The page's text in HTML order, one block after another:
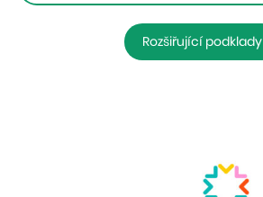
Rozšiřující podklady